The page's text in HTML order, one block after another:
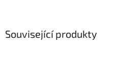
Související produkty